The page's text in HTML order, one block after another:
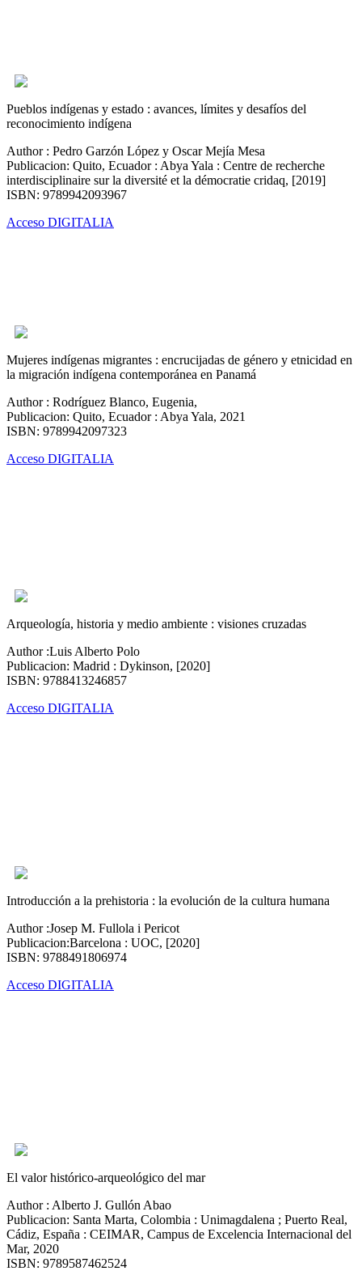
Pueblos indígenas y estado : avances, límites y desafíos del
reconocimiento indígena
Author : Pedro Garzón López y Oscar Mejía Mesa
Publicacion: Quito, Ecuador : Abya Yala : Centre de recherche
interdisciplinaire sur la diversité et la démocratie cridaq, [2019]
ISBN: 9789942093967
Acceso DIGITALIA
Mujeres indígenas migrantes : encrucijadas de género y etnicidad en
la migración indígena contemporánea en Panamá
Author : Rodríguez Blanco, Eugenia,
Publicacion: Quito, Ecuador : Abya Yala, 2021
ISBN: 9789942097323
Acceso DIGITALIA
Arqueología, historia y medio ambiente : visiones cruzadas
Author :Luis Alberto Polo
Publicacion: Madrid : Dykinson, [2020]
ISBN: 9788413246857
Acceso DIGITALIA
Introducción a la prehistoria : la evolución de la cultura humana
Author :Josep M. Fullola i Pericot
Publicacion:Barcelona : UOC, [2020]
ISBN: 9788491806974
Acceso DIGITALIA
El valor histórico-arqueológico del mar
Author : Alberto J. Gullón Abao
Publicacion: Santa Marta, Colombia : Unimagdalena ; Puerto Real,
Cádiz, España : CEIMAR, Campus de Excelencia Internacional del
Mar, 2020
ISBN: 9789587462524